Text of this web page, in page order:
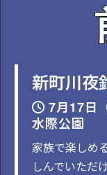
新町川夜
7月17日
水際公園
家族で楽しめ
しんでいただ